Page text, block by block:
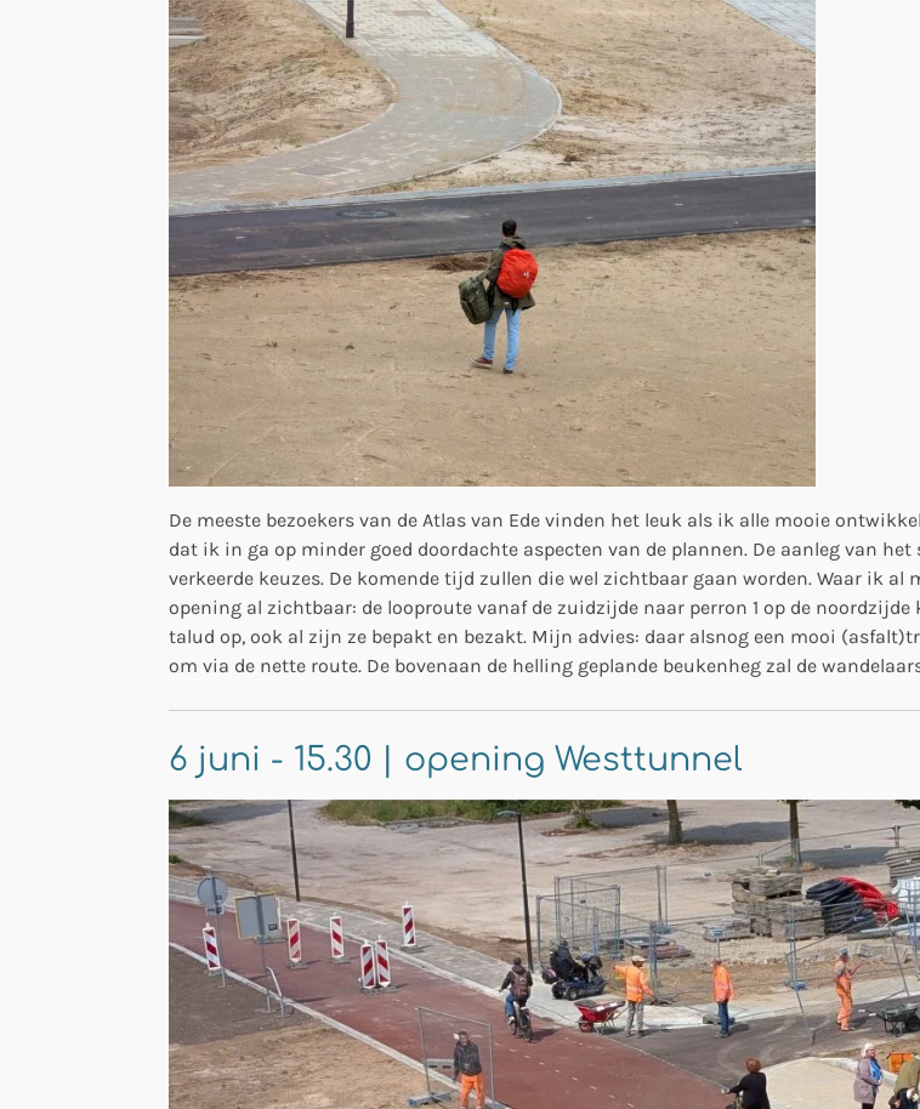
De meeste bezoekers van de Atlas van Ede vinden het leuk als ik alle mooie
dat ik in ga op minder goed doordachte aspecten van de plannen. De aanleg van
verkeerde keuzes. De komende tijd zullen die wel zichtbaar gaan worden. Waar ik
opening al zichtbaar: de looproute vanaf de zuidzijde naar perron 1 op de
talud op, ook al zijn ze bepakt en bezakt. Mijn advies: daar alsnog een mooi
om via de nette route. De bovenaan de helling geplande beukenheg zal de
6 juni - 15.30 | opening Westtunnel